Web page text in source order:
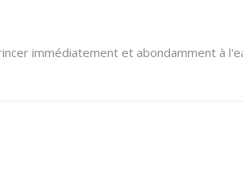
immédiatement et abondamment à